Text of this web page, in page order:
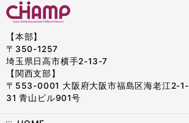
【本部】
〒350-1257
埼玉県日高市横手2-13-7
【関西支部】
〒553-0001 大阪府大阪市福島区海老江2-1-
31 青山ビル901号